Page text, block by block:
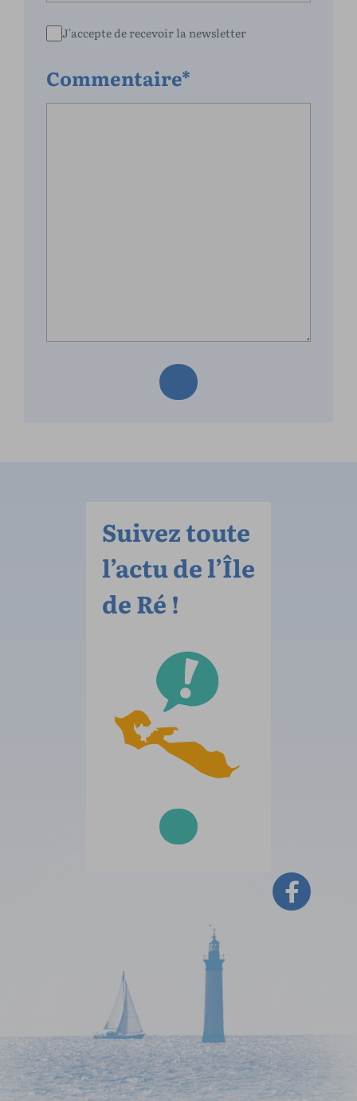
J'accepte de recevoir la newsletter
Commentaire*
Suivez toute
l’actu de l’Île
de Ré !